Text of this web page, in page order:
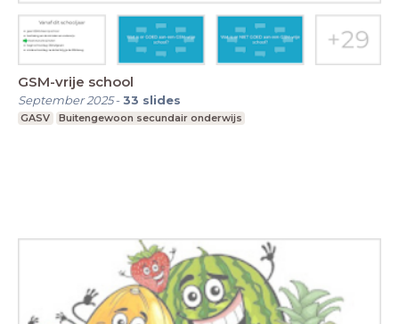
GSM-vrije school
September 2025-33 slides
GASV Buitengewoon secundair onderwijs